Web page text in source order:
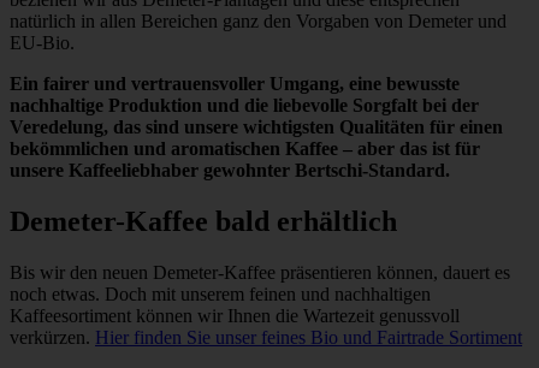
natürlich in allen Bereichen ganz den Vorgaben von Demeter und
EU-Bio.
Ein fairer und vertrauensvoller Umgang, eine bewusste
nachhaltige Produktion und die liebevolle Sorgfalt bei der
Veredelung, das sind unsere wichtigsten Qualitäten für einen
bekömmlichen und aromatischen Kaffee – aber das ist für
unsere Kaffeeliebhaber gewohnter Bertschi-Standard.
Demeter-Kaffee bald erhältlich
Bis wir den neuen Demeter-Kaffee präsentieren können, dauert es
noch etwas. Doch mit unserem feinen und nachhaltigen
Kaffeesortiment können wir Ihnen die Wartezeit genussvoll
verkürzen. Hier finden Sie unser feines Bio und Fairtrade Sortiment